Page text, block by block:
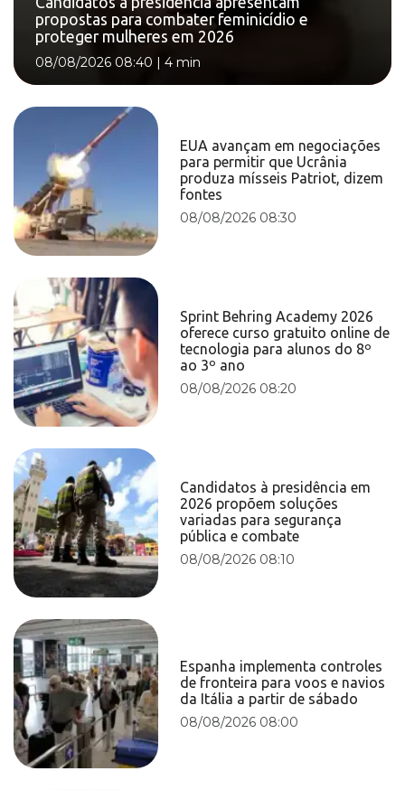
propostas para combater feminicídio e
proteger mulheres em 2026
08/08/2026 08:40 | 4 min
EUA avançam em negociações
para permitir que Ucrânia
produza mísseis Patriot, dizem
fontes
08/08/2026 08:30
Sprint Behring Academy 2026
oferece curso gratuito online de
tecnologia para alunos do 8º
ao 3º ano
08/08/2026 08:20
Candidatos à presidência em
2026 propõem soluções
variadas para segurança
pública e combate
08/08/2026 08:10
Espanha implementa controles
de fronteira para voos e navios
da Itália a partir de sábado
08/08/2026 08:00